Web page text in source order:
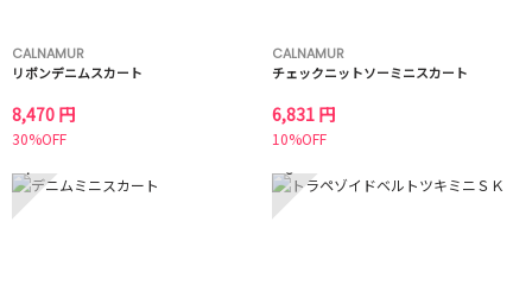
CALNAMUR
リボンデニムスカート
8,470 円
30%OFF
CALNAMUR
チェックニットソーミニスカート
6,831 円
10%OFF
7 8